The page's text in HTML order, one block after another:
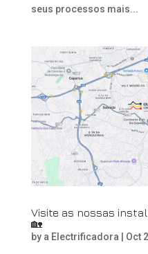
seus processos mais...
Visite as nossas
🏡
by a Electrificadora Oct